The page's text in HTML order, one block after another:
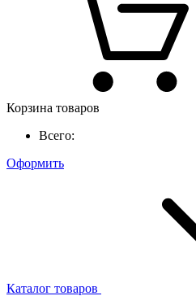
Корзина товаров
Всего:
Оформить
Каталог товаров